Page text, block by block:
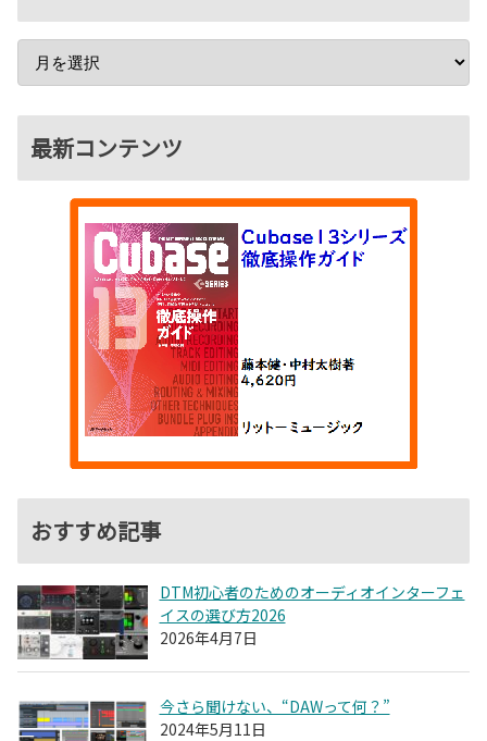
最新コンテンツ
おすすめ記事
DTM初心者のためのオーディオインターフェ
イスの選び方2026
2026年4月7日
今さら聞けない、“DAWって何？”
2024年5月11日